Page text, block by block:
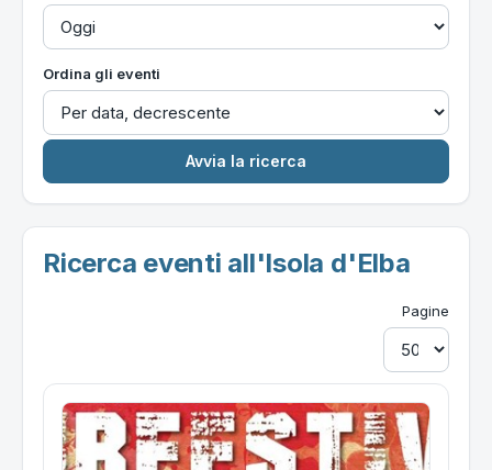
Ordina gli eventi
Ricerca eventi all'Isola d'Elba
Pagine